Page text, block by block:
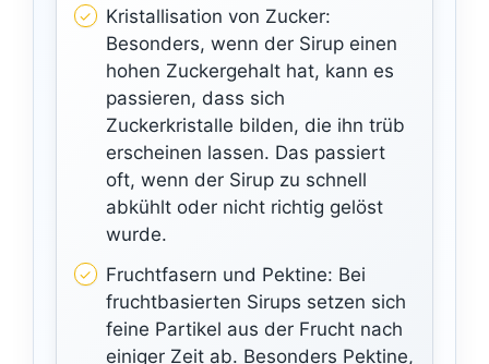
Kristallisation von Zucker:
Besonders, wenn der Sirup einen
hohen Zuckergehalt hat, kann es
passieren, dass sich
Zuckerkristalle bilden, die ihn trüb
erscheinen lassen. Das passiert
oft, wenn der Sirup zu schnell
abkühlt oder nicht richtig gelöst
wurde.
Fruchtfasern und Pektine: Bei
fruchtbasierten Sirups setzen sich
feine Partikel aus der Frucht nach
einiger Zeit ab. Besonders Pektine,